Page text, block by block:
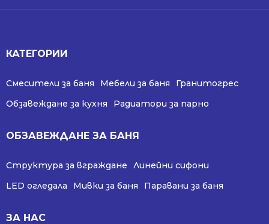
КАТЕГОРИИ
Смесители за баня Мебели за баня
Гранитогрес
Обзавеждане за кухня
Радиатори за парно
ОБЗАВЕЖДАНЕ ЗА БАНЯ
Структура за вграждане
Линейни сифони
LED огледала
Мивки за баня Паравани за баня
ЗА НАС